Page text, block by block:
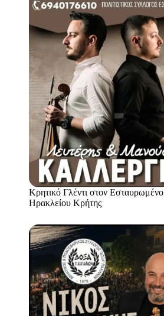
Κρητικό Γλέντι στον Εσταυρωμένο
Ηρακλείου Κρήτης